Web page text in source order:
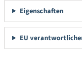
Eigenschaften
EU